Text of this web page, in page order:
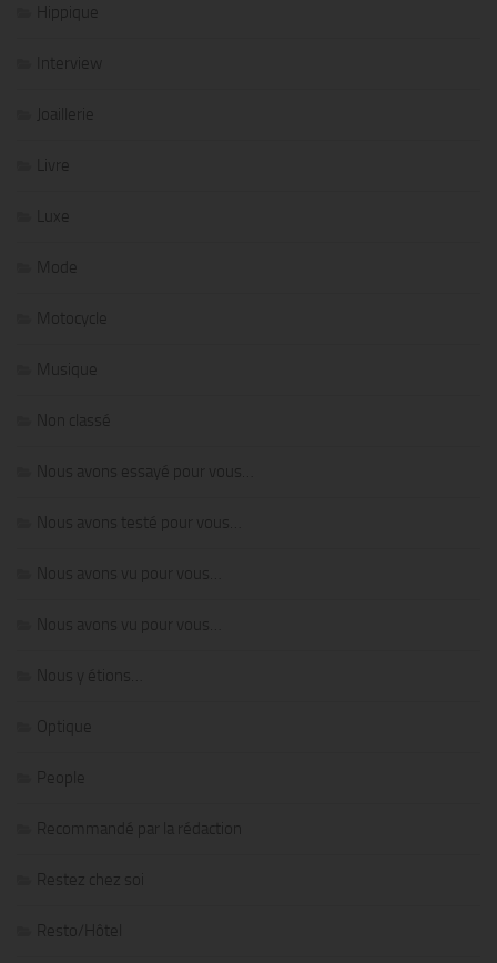
Hippique
Interview
Joaillerie
Livre
Luxe
Mode
Motocycle
Musique
Non classé
Nous avons essayé pour vous…
Nous avons testé pour vous…
Nous avons vu pour vous…
Nous avons vu pour vous…
Nous y étions…
Optique
People
Recommandé par la rédaction
Restez chez soi
Resto/Hôtel